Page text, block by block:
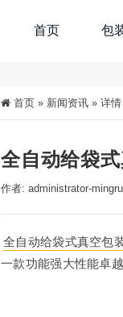
首页 包
首页 » 新闻资讯 » 详情
全自动给袋
作者: administrator-
全自动给袋式真空包
一款功能强大性能卓